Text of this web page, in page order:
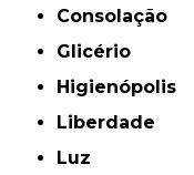
Consolação
Glicério
Higienópolis
Liberdade
Luz